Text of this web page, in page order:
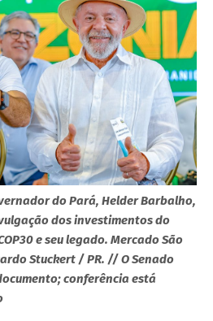
do Pará, Helder Barbalho,
dos investimentos do
e seu legado. Mercado São
Stuckert / PR. //O Senado
conferência está